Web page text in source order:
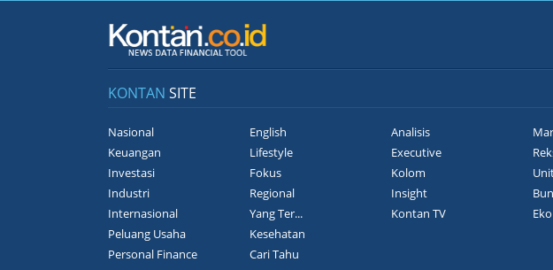
KONTAN SITE
Nasional
Keuangan
Investasi
Industri
Internasional
Peluang Usaha
Personal Finance
English
Lifestyle
Fokus
Regional
Yang Ter...
Kesehatan
Cari Tahu
Analisis
Executive
Kolom
Insight
Kontan TV